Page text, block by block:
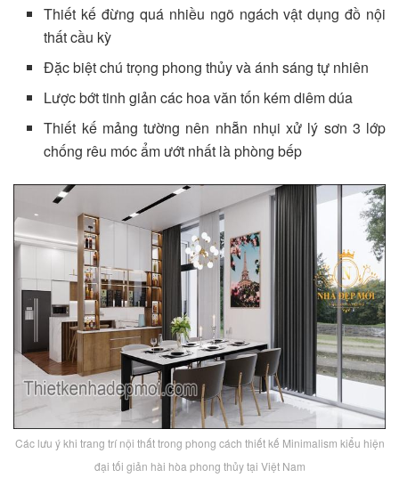
Thiết kế đừng quá nhiều ngõ ngách vật dụng đồ nội
thất cầu kỳ
Đặc biệt chú trọng phong thủy và ánh sáng tự nhiên
Lược bớt tinh giản các hoa văn tốn kém diêm dúa
Thiết kế mảng tường nên nhẵn nhụi xử lý sơn 3 lớp
chống rêu móc ẩm ướt nhất là phòng bếp
Các lưu ý khi trang trí nội thất trong phong cách thiết kế Minimalism kiểu hiện
đại tối giản hài hòa phong thủy tại Việt Nam